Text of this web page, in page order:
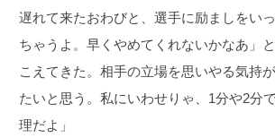
遅れて来たおわびと、選手に励ましをい
ちゃうよ。早くやめてくれないかなあ」
こえてきた。相手の立場を思いやる気持
たいと思う。私にいわせりゃ、1分や2分
理だよ」